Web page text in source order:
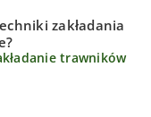
zakładania
trawników